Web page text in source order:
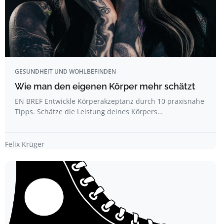
GESUNDHEIT UND WOHLBEFINDEN
Wie man den eigenen Körper mehr schätzt
EN BREF Entwickle Körperakzeptanz durch 10 praxisnahe
Tipps. Schätze die Leistung deines Körpers…
Felix Krüger